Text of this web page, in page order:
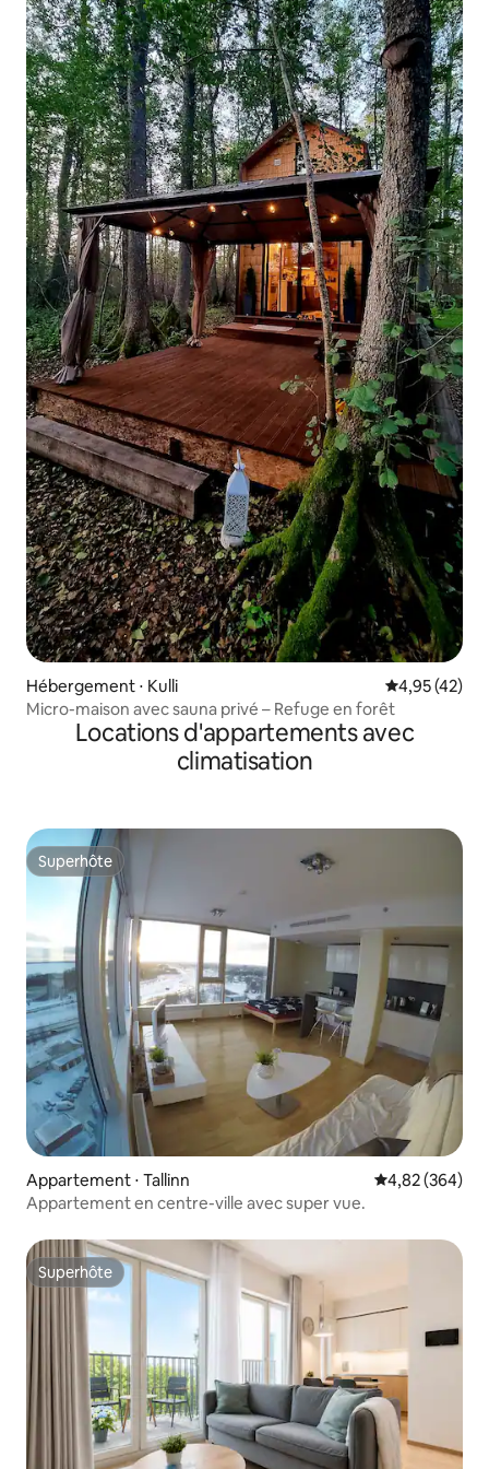
Hébergement ⋅ Kulli Évaluation
4,95 (42)
Micro-maison avec sauna privé – Refuge en forêt
Locations d'appartements avec
climatisation
Superhôte
Superhôte
Appartement ⋅ Tallinn Évaluation
4,82 (364)
Appartement en centre-ville avec super vue.
Superhôte
Superhôte